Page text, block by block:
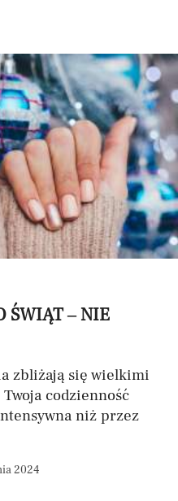
ŚWIĄT – NIE
zbliżają się wielkimi
codzienność
niż przez
2024